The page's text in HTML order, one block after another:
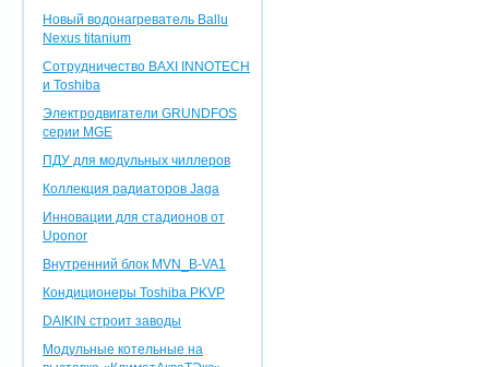
Новый водонагреватель Ballu
Nexus titanium
Сотрудничество BAXI INNOTEСH
и Toshiba
Электродвигатели GRUNDFOS
серии MGE
ПДУ для модульных чиллеров
Коллекция радиаторов Jaga
Инновации для стадионов от
Uponor
Внутренний блок MVN_B-VA1
Кондиционеры Toshiba PKVP
DAIKIN строит заводы
Модульные котельные на